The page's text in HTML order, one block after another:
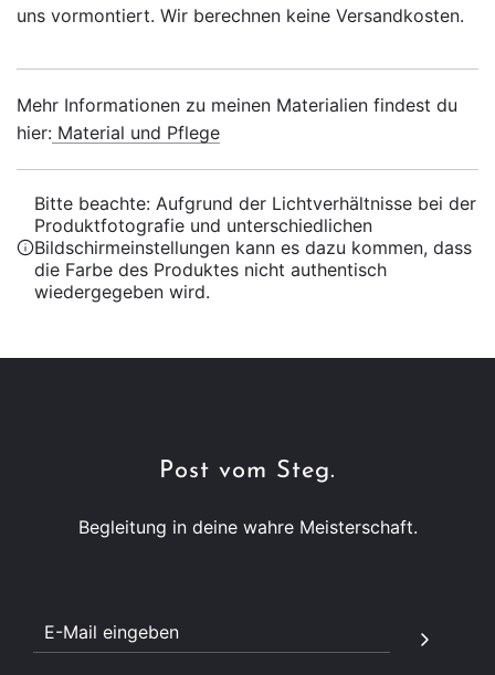
uns vormontiert. Wir berechnen keine Versandkosten.
Mehr Informationen zu meinen Materialien findest du
hier: Material und Pflege
Bitte beachte: Aufgrund der Lichtverhältnisse bei der
Produktfotografie und unterschiedlichen
Bildschirmeinstellungen kann es dazu kommen, dass
die Farbe des Produktes nicht authentisch
wiedergegeben wird.
Post vom Steg.
Begleitung in deine wahre Meisterschaft.